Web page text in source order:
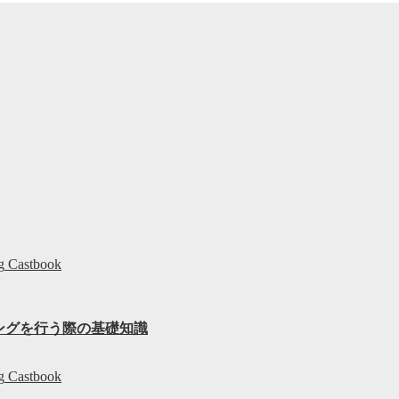
Castbook
グを行う際の基礎知識
Castbook